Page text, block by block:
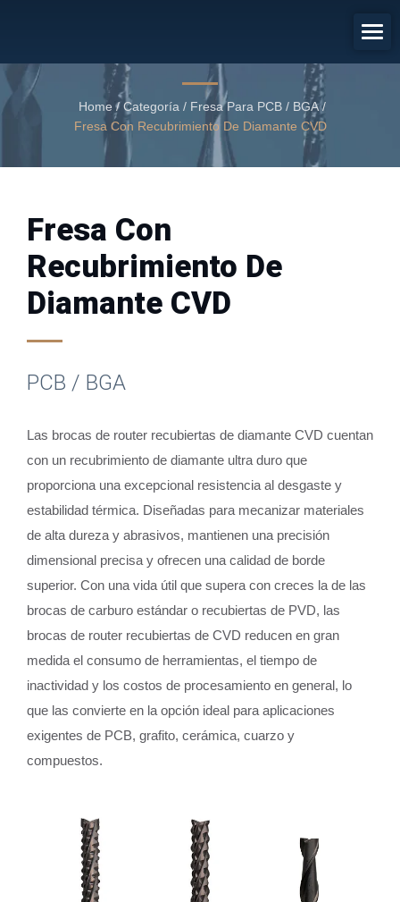
Home / Categoría / Fresa Para PCB / BGA /
Fresa Con Recubrimiento De Diamante CVD
Fresa Con
Recubrimiento De
Diamante CVD
PCB / BGA
Las brocas de router recubiertas de diamante CVD cuentan
con un recubrimiento de diamante ultra duro que
proporciona una excepcional resistencia al desgaste y
estabilidad térmica. Diseñadas para mecanizar materiales
de alta dureza y abrasivos, mantienen una precisión
dimensional precisa y ofrecen una calidad de borde
superior. Con una vida útil que supera con creces la de las
brocas de carburo estándar o recubiertas de PVD, las
brocas de router recubiertas de CVD reducen en gran
medida el consumo de herramientas, el tiempo de
inactividad y los costos de procesamiento en general, lo
que las convierte en la opción ideal para aplicaciones
exigentes de PCB, grafito, cerámica, cuarzo y
compuestos.